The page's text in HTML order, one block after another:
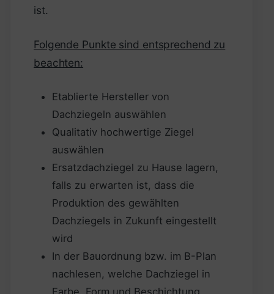
ist.
Folgende Punkte sind entsprechend zu
beachten:
Etablierte Hersteller von
Dachziegeln auswählen
Qualitativ hochwertige Ziegel
auswählen
Ersatzdachziegel zu Hause lagern,
falls zu erwarten ist, dass die
Produktion des gewählten
Dachziegels in Zukunft eingestellt
wird
In der Bauordnung bzw. im B-Plan
nachlesen, welche Dachziegel in
Farbe, Form und Beschichtung